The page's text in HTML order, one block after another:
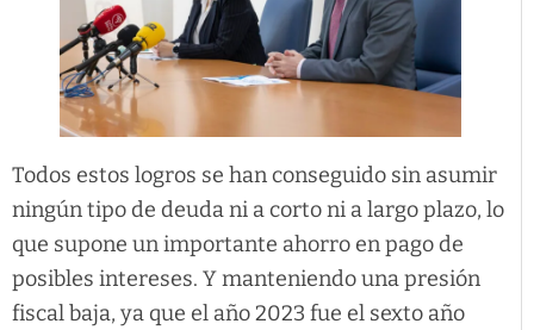
Todos estos logros se han conseguido sin asumir
ningún tipo de deuda ni a corto ni a largo plazo, lo
que supone un importante ahorro en pago de
posibles intereses. Y manteniendo una presión
fiscal baja, ya que el año 2023 fue el sexto año